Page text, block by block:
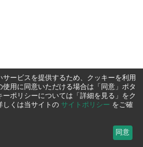
サービスを提供するため、クッキーを利用
使用に同意いただける場合は「同意」ボタ
ーポリシーについては「詳細を見る」をク
しくは当サイトの サイトポリシー をご確
同意